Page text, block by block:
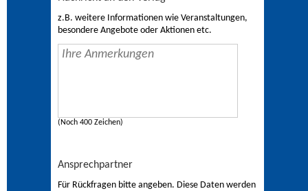
z.B. weitere Informationen wie Veranstaltungen,
besondere Angebote oder Aktionen etc.
(Noch 400 Zeichen)
Ansprechpartner
Für Rückfragen bitte angeben. Diese Daten werden